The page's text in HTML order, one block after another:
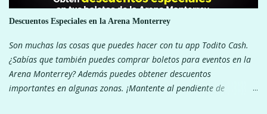
Descuentos Especiales en la Arena Monterrey
Son muchas las cosas que puedes hacer con tu app Todito Cash.
¿Sabías que también puedes comprar boletos para eventos en la
Arena Monterrey? Además puedes obtener descuentos
importantes en algunas zonas. ¡Mantente al pendiente de